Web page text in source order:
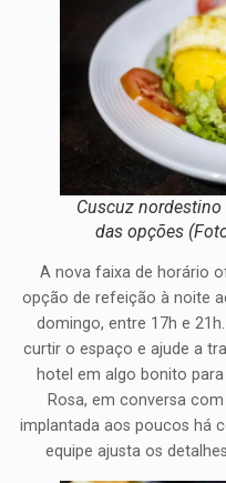
Cuscuz
das opções
A nova faixa de horário
opção de refeição à noite
domingo, entre 17h e
curtir o espaço e ajude a
hotel em algo bonito
Rosa, em conversa
implantada aos poucos há
equipe ajusta os